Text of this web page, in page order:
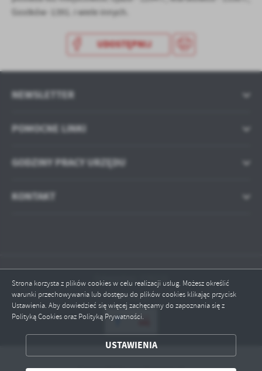
Strona korzysta z plików cookies w celu realizacji usług. Możesz określić
warunki przechowywania lub dostępu do plików cookies klikając przycisk
Ustawienia. Aby dowiedzieć się więcej zachęcamy do zapoznania się z
Polityką Cookies oraz Polityką Prywatności.
USTAWIENIA
ODRZUĆ WSZYSTKIE
Gostków -1391. i wiele innych.
UDOSTĘPNIJ
POMOCNE LINKI
NEWSLETTER
GODZINY PRACY URZĘDU
KONTAKT
Odwiedzin: 570225
Online: 2